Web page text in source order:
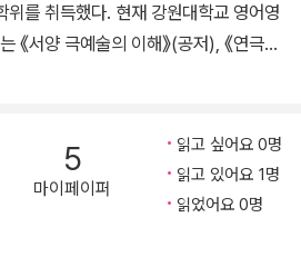
위를 취득했다. 현재 강원대학교 영어영
《서양 극예술의 이해》(공저), 《연극의
5
마이페이퍼
읽고 싶어요 0명
읽고 있어요 1명
읽었어요 0명